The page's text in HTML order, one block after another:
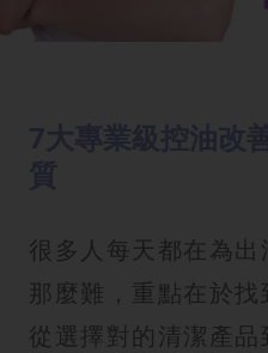
很多人每天都在為
那麼難，重點在於找
從選擇對的清潔產